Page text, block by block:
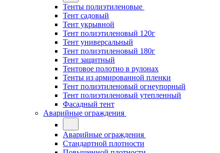
Тенты полиэтиленовые
Тент садовый
Тент укрывной
Тент полиэтиленовый 120г
Тент универсальный
Тент полиэтиленовый 180г
Тент защитный
Тентовое полотно в рулонах
Тенты из армированной пленки
Тент полиэтиленовый огнеупорный
Тент полиэтиленовый утепленный
Фасадный тент
Аварийные ограждения
Аварийные ограждения
Стандартной плотности